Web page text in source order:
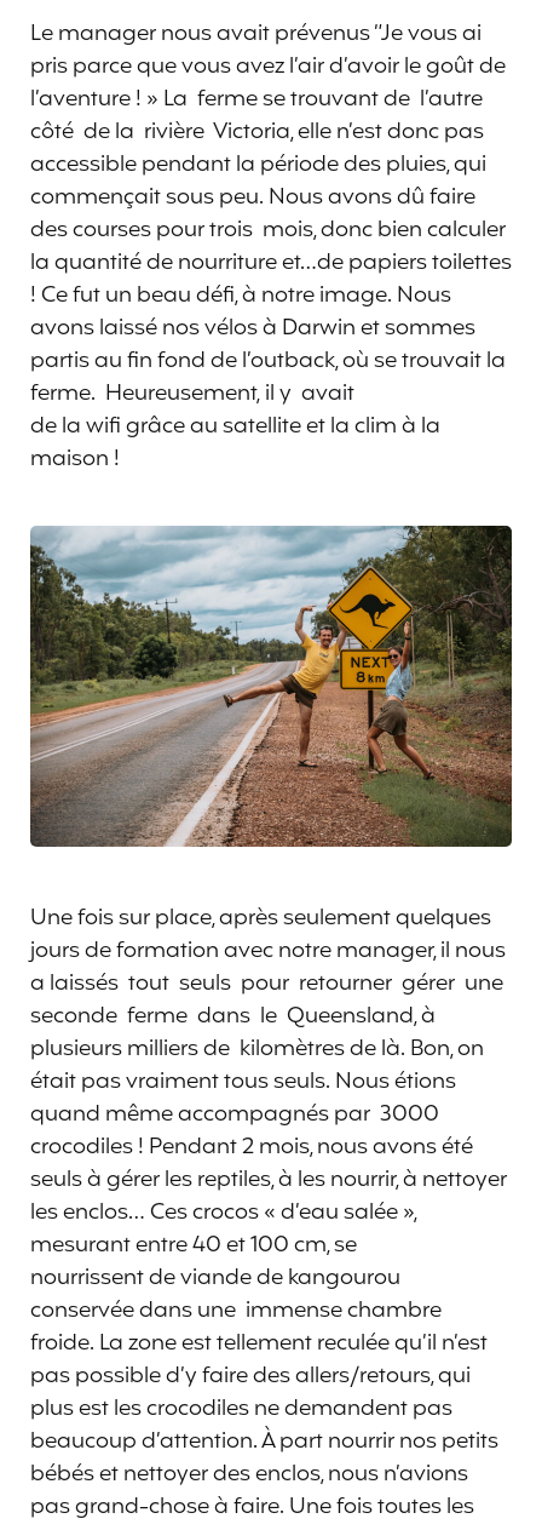
Le manager nous avait prévenus “Je vous ai
pris parce que vous avez l’air d’avoir le goût de
l’aventure ! » La ferme se trouvant de l’autre
côté de la rivière Victoria, elle n’est donc pas
accessible pendant la période des pluies, qui
commençait sous peu. Nous avons dû faire
des courses pour trois mois, donc bien calculer
la quantité de nourriture et…de papiers toilettes
! Ce fut un beau défi, à notre image. Nous
avons laissé nos vélos à Darwin et sommes
partis au fin fond de l’outback, où se trouvait la
ferme. Heureusement, il y avait
de la wifi grâce au satellite et la clim à la
maison !
Une fois sur place, après seulement quelques
jours de formation avec notre manager, il nous
a laissés tout seuls pour retourner gérer une
seconde ferme dans le Queensland, à
plusieurs milliers de kilomètres de là. Bon, on
était pas vraiment tous seuls. Nous étions
quand même accompagnés par 3000
crocodiles ! Pendant 2 mois, nous avons été
seuls à gérer les reptiles, à les nourrir, à nettoyer
les enclos… Ces crocos « d’eau salée »,
mesurant entre 40 et 100 cm, se
nourrissent de viande de kangourou
conservée dans une immense chambre
froide. La zone est tellement reculée qu’il n’est
pas possible d’y faire des allers/retours, qui
plus est les crocodiles ne demandent pas
beaucoup d’attention. À part nourrir nos petits
bébés et nettoyer des enclos, nous n’avions
pas grand-chose à faire. Une fois toutes les